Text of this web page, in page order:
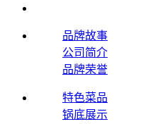
品牌故事
公司简介
品牌荣誉
特色菜品
锅底展示